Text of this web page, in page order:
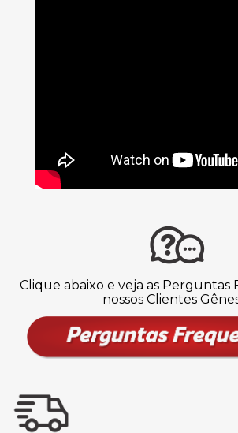
Clique abaixo e veja as Perguntas
nossos Clientes